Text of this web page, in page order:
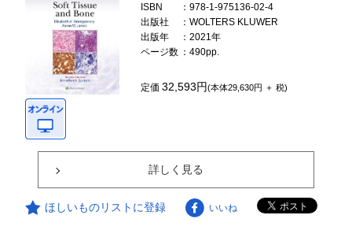
ISBN
：978-1-975136-02-4
出版社
：WOLTERS KLUWER
出版年
：2021年
ページ数 ：490pp.
定価32,593円(本体29,630円 ＋ 税)
詳しく見る
ほしいものリストに登録 いいね